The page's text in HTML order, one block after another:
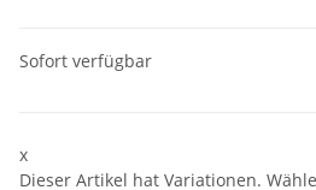
Sofort verfügbar
x
Dieser Artikel hat Variationen.